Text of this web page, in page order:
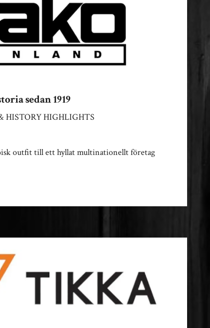
sedan 1919
HISTORY HIGHLIGHTS
outfit till ett hyllat multinationellt företag